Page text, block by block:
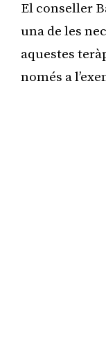
El conseller
una de les
aquestes
només a